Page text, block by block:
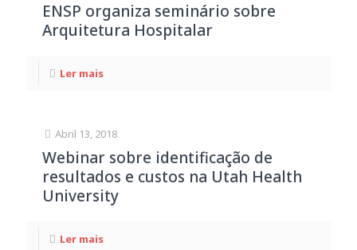
ENSP organiza seminário sobre
Arquitetura Hospitalar
Ler mais
Abril 13, 2018
Webinar sobre identificação de
resultados e custos na Utah Health
University
Ler mais